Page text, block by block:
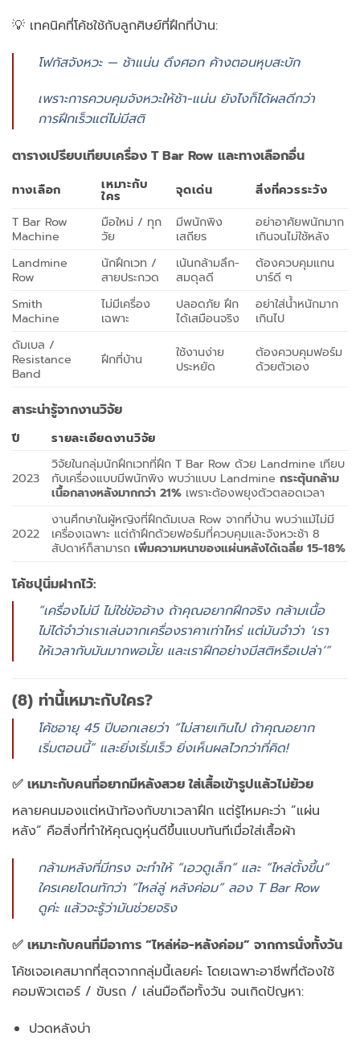
💡 เทคนิคที่โค้ชใช้กับลูกศิษย์ที่ฝึกที่บ้าน:
โฟกัสจังหวะ — ช้าแน่น ดึงศอก ค้างตอนหุบสะบัก
เพราะการควบคุมจังหวะให้ช้า-แน่น ยังไงก็ได้ผลดีกว่า
การฝึกเร็วแต่ไม่มีสติ
ตารางเปรียบเทียบเครื่อง T Bar Row และทางเลือกอื่น
ทางเลือก เหมาะกับ
ใคร จุดเด่น
สิ่งที่ควรระวัง
T Bar Row
Machine
มือใหม่ / ทุก
วัย
มีพนักพิง
เสถียร
อย่าอาศัยพนักมาก
เกินจนไม่ใช้หลัง
Landmine
Row
นักฝึกเวท /
สายประกวด
เน้นกล้ามลึก-
สมดุลดี
ต้องควบคุมแกน
บาร์ดี ๆ
Smith
Machine
ไม่มีเครื่อง
เฉพาะ
ปลอดภัย ฝึก
ได้เสมือนจริง
อย่าใส่น้ำหนักมาก
เกินไป
ดัมเบล /
Resistance
Band
ฝึกที่บ้าน
ใช้งานง่าย
ประหยัด
ต้องควบคุมฟอร์ม
ด้วยตัวเอง
สาระน่ารู้จากงานวิจัย
ปี รายละเอียดงานวิจัย
2023
วิจัยในกลุ่มนักฝึกเวทที่ฝึก T Bar Row ด้วย Landmine เทียบ
กับเครื่องแบบมีพนักพิง พบว่าแบบ Landmineกระตุ้นกล้าม
เนื้อกลางหลังมากกว่า 21% เพราะต้องพยุงตัวตลอดเวลา
2022
งานศึกษาในผู้หญิงที่ฝึกดัมเบล Row จากที่บ้าน พบว่าแม้ไม่มี
เครื่องเฉพาะ แต่ถ้าฝึกด้วยฟอร์มที่ควบคุมและจังหวะช้า 8
สัปดาห์ก็สามารถเพิ่มความหนาของแผ่นหลังได้เฉลี่ย 15-18%
โค้ชปุนิ่มฝากไว้:
“เครื่องไม่มี ไม่ใช่ข้ออ้าง ถ้าคุณอยากฝึกจริง กล้ามเนื้อ
ไม่ได้จำว่าเราเล่นจากเครื่องราคาเท่าไหร่ แต่มันจำว่า ‘เรา
ให้เวลากับมันมากพอมั้ย และเราฝึกอย่างมีสติหรือเปล่า’”
(8) ท่านี้เหมาะกับใคร?
โค้ชอายุ 45 ปีบอกเลยว่า “ไม่สายเกินไป ถ้าคุณอยาก
เริ่มตอนนี้” และยิ่งเริ่มเร็ว ยิ่งเห็นผลไวกว่าที่คิด!
✅ เหมาะกับคนที่อยากมีหลังสวย ใส่เสื้อเข้ารูปแล้วไม่ย้วย
หลายคนมองแต่หน้าท้องกับขาเวลาฝึก แต่รู้ไหมคะว่า “แผ่น
หลัง” คือสิ่งที่ทำให้คุณดูหุ่นดีขึ้นแบบทันทีเมื่อใส่เสื้อผ้า
กล้ามหลังที่มีทรง จะทำให้ “เอวดูเล็ก” และ “ไหล่ตั้งขึ้น”
ใครเคยโดนทักว่า “ไหล่ลู่ หลังค่อม” ลอง T Bar Row
ดูค่ะ แล้วจะรู้ว่ามันช่วยจริง
✅ เหมาะกับคนที่มีอาการ “ไหล่ห่อ-หลังค่อม” จากการนั่งทั้งวัน
โค้ชเจอเคสมากที่สุดจากกลุ่มนี้เลยค่ะ โดยเฉพาะอาชีพที่ต้องใช้
คอมพิวเตอร์ / ขับรถ / เล่นมือถือทั้งวัน จนเกิดปัญหา:
ปวดหลังบ่า